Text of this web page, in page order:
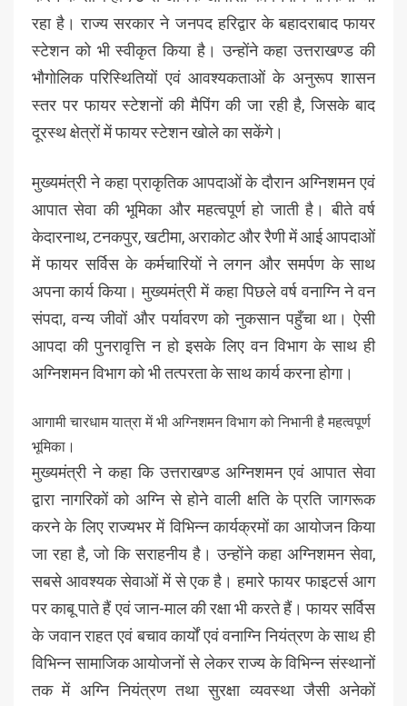
रहा है। राज्य सरकार ने जनपद हरिद्वार के बहादराबाद फायर
स्टेशन को भी स्वीकृत किया है। उन्होंने कहा उत्तराखण्ड की
भौगोलिक परिस्थितियों एवं आवश्यकताओं के अनुरूप शासन
स्तर पर फायर स्टेशनों की मैपिंग की जा रही है, जिसके बाद
दूरस्थ क्षेत्रों में फायर स्टेशन खोले का सकेंगे।
मुख्यमंत्री ने कहा प्राकृतिक आपदाओं के दौरान अग्निशमन एवं
आपात सेवा की भूमिका और महत्वपूर्ण हो जाती है। बीते वर्ष
केदारनाथ, टनकपुर, खटीमा, अराकोट और रैणी में आई आपदाओं
में फायर सर्विस के कर्मचारियों ने लगन और समर्पण के साथ
अपना कार्य किया। मुख्यमंत्री में कहा पिछले वर्ष वनाग्नि ने वन
संपदा, वन्य जीवों और पर्यावरण को नुकसान पहुँचा था। ऐसी
आपदा की पुनरावृत्ति न हो इसके लिए वन विभाग के साथ ही
अग्निशमन विभाग को भी तत्परता के साथ कार्य करना होगा।
आगामी चारधाम यात्रा में भी अग्निशमन विभाग को निभानी है महत्वपूर्ण
भूमिका।
मुख्यमंत्री ने कहा कि उत्तराखण्ड अग्निशमन एवं आपात सेवा
द्वारा नागरिकों को अग्नि से होने वाली क्षति के प्रति जागरूक
करने के लिए राज्यभर में विभिन्न कार्यक्रमों का आयोजन किया
जा रहा है, जो कि सराहनीय है। उन्होंने कहा अग्निशमन सेवा,
सबसे आवश्यक सेवाओं में से एक है। हमारे फायर फाइटर्स आग
पर काबू पाते हैं एवं जान-माल की रक्षा भी करते हैं। फायर सर्विस
के जवान राहत एवं बचाव कार्यों एवं वनाग्नि नियंत्रण के साथ ही
विभिन्न सामाजिक आयोजनों से लेकर राज्य के विभिन्न संस्थानों
तक में अग्नि नियंत्रण तथा सुरक्षा व्यवस्था जैसी अनेकों